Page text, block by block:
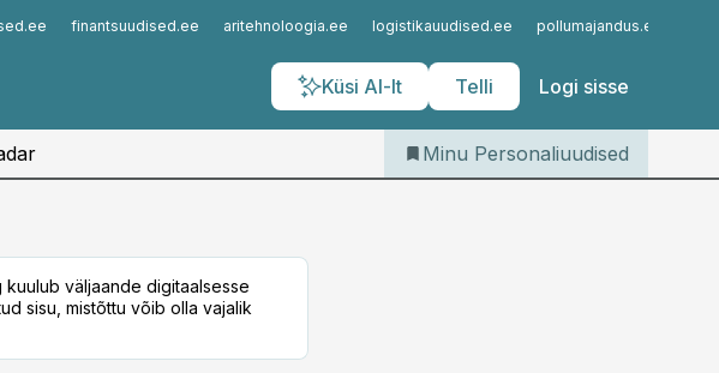
finantsuudised.ee aritehnoloogia.ee logistikauudised.ee pollumajandus.ee
Küsi AI-lt Telli Logi sisse
Iseteenindus
Telli Personaliuudised
Minu Personaliuudised
väljaande digitaalsesse
sisu, mistõttu võib olla vajalik